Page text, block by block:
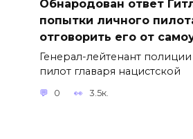
Обнародован ответ
попытки личного
отговорить его от
Генерал-лейтенант
пилот главаря нацистской
0 3.5к.